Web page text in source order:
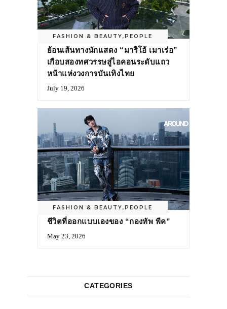
FASHION & BEAUTY,PEOPLE
ย้อนเส้นทางนักแสดง “มาริโอ้ เมาเร่อ”
เกือบสองทศวรรษสู่ไอคอนระดับแถว
หน้าแห่งวงการบันเทิงไทย
July 19, 2026
FASHION & BEAUTY,PEOPLE
ชีวิตที่ออกแบบเองของ “กองทัพ พีค”
May 23, 2026
CATEGORIES